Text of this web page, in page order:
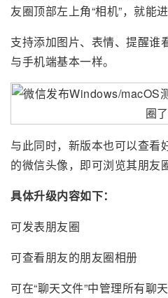
友圈顶部左上角“相机”，就能
支持添加图片、表情、提醒谁
与手机端基本一样。
与此同时，新版本也可以查看
的微信头像，即可浏览其朋友
具体升级内容如下：
可发表朋友圈
可查看朋友的朋友圈相册
可在“聊天文件”中管理所有聊